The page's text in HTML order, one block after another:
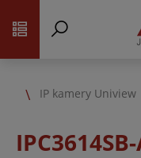
IP kamery Uniview